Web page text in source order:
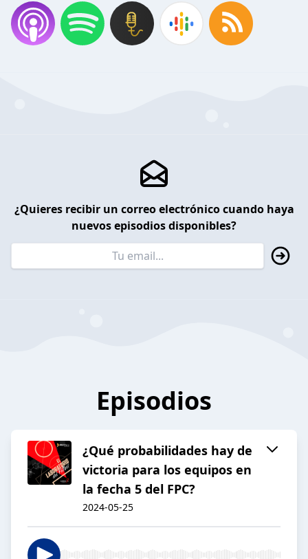
¿Quieres recibir un correo electrónico cuando haya
nuevos episodios disponibles?
Episodios
¿Qué probabilidades hay de
victoria para los equipos en
la fecha 5 del FPC?
2024-05-25